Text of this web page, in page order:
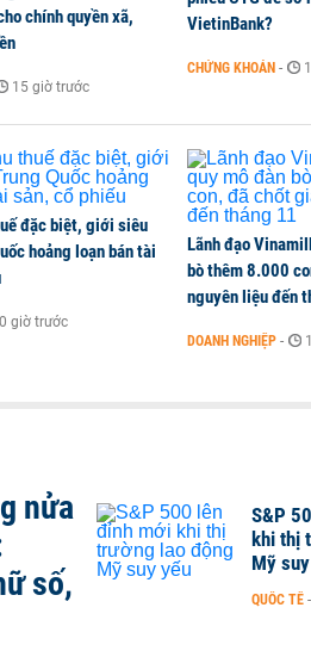
sau 5 năm hoạt động, thanh lý
chính quyền xã,
15 giờ trước
VietinBank?
CHỨNG KHOÁN -
đặc biệt, giới siêu
hoảng loạn bán tài
giờ trước
Lãnh đạo
bò thêm 8.000
nguyên liệu đến
DOANH NGHIỆP -
nửa
số,
S&P
khi thị
Mỹ
QUỐC TẾ -